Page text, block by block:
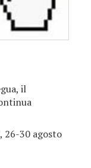
il
26-30 agosto